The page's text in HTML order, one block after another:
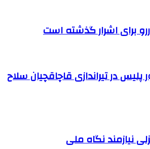
برای اشرار گذشته است
در تیراندازی قاچاقچیان سلاح
نیازمند نگاه ملی